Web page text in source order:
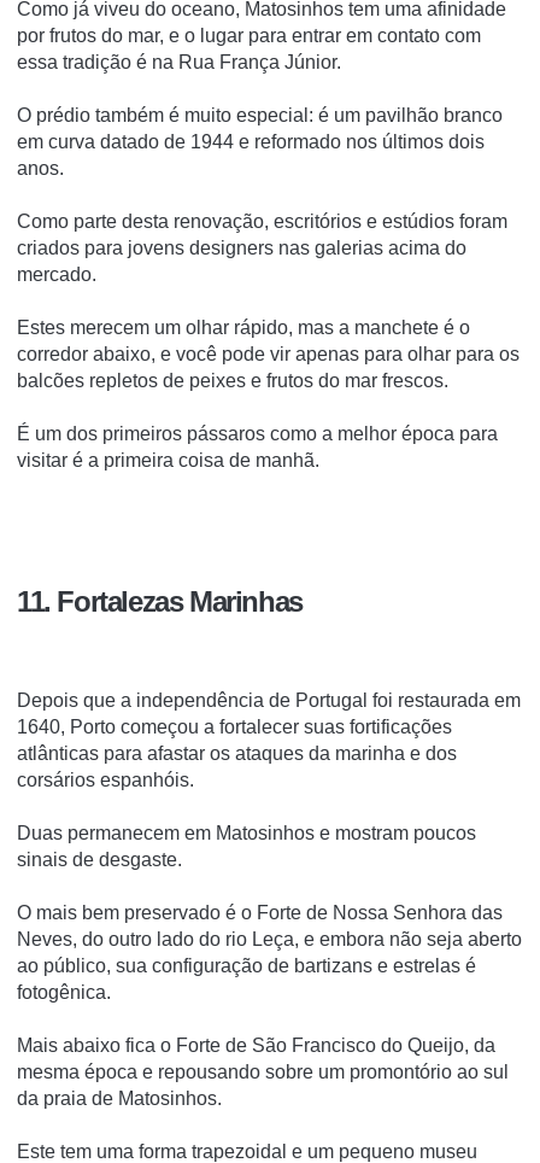
Como já viveu do oceano, Matosinhos tem uma afinidade
por frutos do mar, e o lugar para entrar em contato com
essa tradição é na Rua França Júnior.
O prédio também é muito especial: é um pavilhão branco
em curva datado de 1944 e reformado nos últimos dois
anos.
Como parte desta renovação, escritórios e estúdios foram
criados para jovens designers nas galerias acima do
mercado.
Estes merecem um olhar rápido, mas a manchete é o
corredor abaixo, e você pode vir apenas para olhar para os
balcões repletos de peixes e frutos do mar frescos.
É um dos primeiros pássaros como a melhor época para
visitar é a primeira coisa de manhã.
11. Fortalezas Marinhas
Depois que a independência de Portugal foi restaurada em
1640, Porto começou a fortalecer suas fortificações
atlânticas para afastar os ataques da marinha e dos
corsários espanhóis.
Duas permanecem em Matosinhos e mostram poucos
sinais de desgaste.
O mais bem preservado é o Forte de Nossa Senhora das
Neves, do outro lado do rio Leça, e embora não seja aberto
ao público, sua configuração de bartizans e estrelas é
fotogênica.
Mais abaixo fica o Forte de São Francisco do Queijo, da
mesma época e repousando sobre um promontório ao sul
da praia de Matosinhos.
Este tem uma forma trapezoidal e um pequeno museu